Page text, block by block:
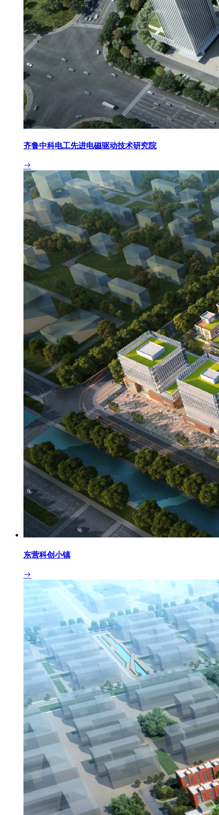
齐鲁中科电工先进电磁驱动技术研究院
东营科创小镇